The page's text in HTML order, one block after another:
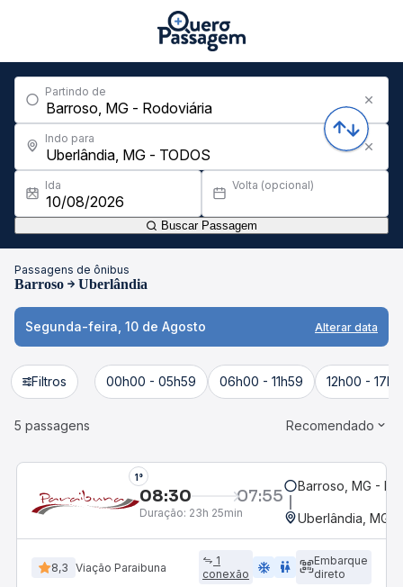
Partindo de
Indo para
Ida Volta (opcional)
Buscar Passagem
Passagens de ônibus
Barroso Uberlândia
Segunda-feira, 10 de Agosto Alterar data
Filtros 00h00 - 05h59 06h00 - 11h59 12h00 -
5 passagens Recomendado
1°
08:30 07:55
Duração: 23h 25min
Barroso, MG -
Uberlândia, MG -
8,3 Viação Paraibuna
1
conexão
ac_unit wc
Embarque
direto